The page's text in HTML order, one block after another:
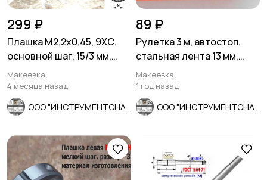
299 ₽
Плашка М2,2х0,45, 9ХС,
основной шаг, 15/3 мм,
ГОСТ 7740-71, СССР.
Макеевка
4 месяца назад
89 ₽
Рулетка 3 м, автостоп,
стальная лента 13 мм,
двухсторонняя разметка.
Макеевка
1 год назад